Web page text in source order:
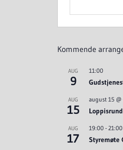
Kommende
AUG
9
11:00
AUG
15
august 15
AUG
17
19:00 - 21:00
Styremøte